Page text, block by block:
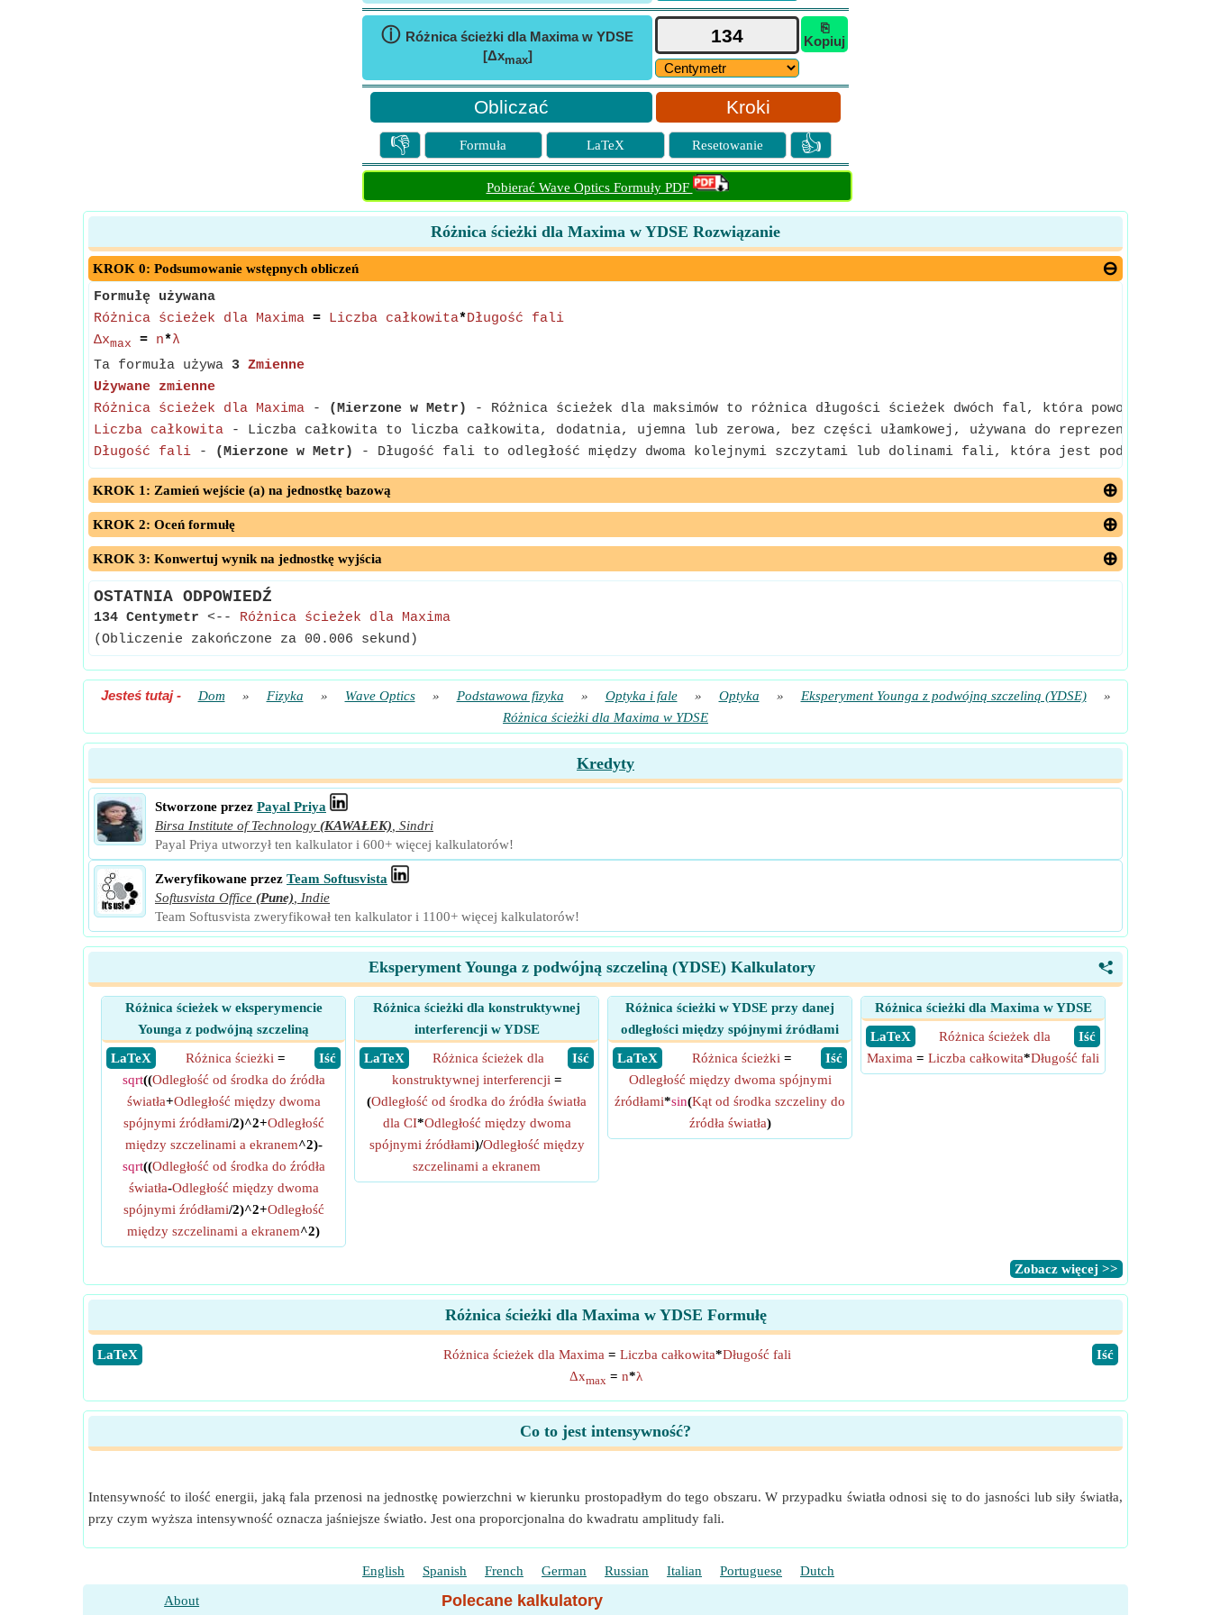
ⓘ Różnica ścieżki dla Maxima w YDSE
[Δxmax]
⎘
Kopiuj
Kroki
👎 Formuła LaTeX Resetowanie 👍
Pobierać Wave Optics Formuły PDF
Różnica ścieżki dla Maxima w YDSE Rozwiązanie
KROK 0: Podsumowanie wstępnych obliczeń
Formułę używana
Różnica ścieżek dla Maxima = Liczba całkowita*Długość fali
Δxmax = n*λ
Ta formuła używa 3 Zmienne
Używane zmienne
Różnica ścieżek dla Maxima - (Mierzone w Metr)
- Różnica ścieżek dla maksimów to różnica długości ścieżek dwóch fal, która powoduje ich
Liczba całkowita - Liczba całkowita to liczba całkowita, dodatnia, ujemna lub zerowa, bez części ułamkowej, używana do reprezentowania
Długość fali - (Mierzone w Metr) - Długość fali to odległość między dwoma kolejnymi szczytami lub dolinami fali, która jest podstawową
KROK 1: Zamień wejście (a) na jednostkę bazową
KROK 2: Oceń formułę
KROK 3: Konwertuj wynik na jednostkę wyjścia
OSTATNIA ODPOWIEDŹ
134 Centymetr <-- Różnica ścieżek dla Maxima
(Obliczenie zakończone za 00.006 sekund)
Jesteś tutaj- Dom » Fizyka » Wave Optics » Podstawowa fizyka » Optyka i fale » Optyka » Eksperyment Younga z podwójną szczeliną (YDSE)
»
Różnica ścieżki dla Maxima w YDSE
Kredyty
Stworzone przez Payal Priya
Birsa Institute of Technology (KAWAŁEK) Sindri
Payal Priya utworzył ten kalkulator i 600+ więcej kalkulatorów!
Zweryfikowane przez Team Softusvista
Softusvista Office (Pune)
Indie
Team Softusvista zweryfikował ten kalkulator i 1100+ więcej kalkulatorów!
<
Eksperyment Younga z podwójną szczeliną (YDSE) Kalkulatory
Różnica ścieżek w eksperymencie
Younga z podwójną szczeliną
​ LaTeX
​ Iść
Różnica ścieżki =
sqrt((Odległość od środka do źródła
światła+Odległość między dwoma
spójnymi źródłami/2)^2+Odległość
między szczelinami a ekranem^2)-
sqrt((Odległość od środka do źródła
światła-Odległość między dwoma
spójnymi źródłami/2)^2+Odległość
między szczelinami a ekranem^2)
Różnica ścieżki dla konstruktywnej
interferencji w YDSE
​ LaTeX
​ Iść
Różnica ścieżek dla
konstruktywnej interferencji =
(Odległość od środka do źródła światła
dla CI*Odległość między dwoma
spójnymi źródłami)/Odległość między
szczelinami a ekranem
Różnica ścieżki w YDSE przy danej
odległości między spójnymi źródłami
​ LaTeX
​ Iść
Różnica ścieżki =
Odległość między dwoma spójnymi
źródłami*sin(Kąt od środka szczeliny do
źródła światła)
Różnica ścieżki dla Maxima w YDSE
​ LaTeX
​ Iść
Różnica ścieżek dla
Maxima = Liczba całkowita*Długość fali
​Zobacz więcej >>
Różnica ścieżki dla Maxima w YDSE Formułę
​LaTeX ​Iść
Różnica ścieżek dla Maxima = Liczba całkowita*Długość fali
Δxmax = n*λ
Co to jest intensywność?
Intensywność to ilość energii, jaką fala przenosi na jednostkę powierzchni w kierunku prostopadłym do tego obszaru. W przypadku światła odnosi się to do jasności lub siły światła,
przy czym wyższa intensywność oznacza jaśniejsze światło. Jest ona proporcjonalna do kwadratu amplitudy fali.
English Spanish French German Russian Italian Portuguese Dutch
About Polecane kalkulatory